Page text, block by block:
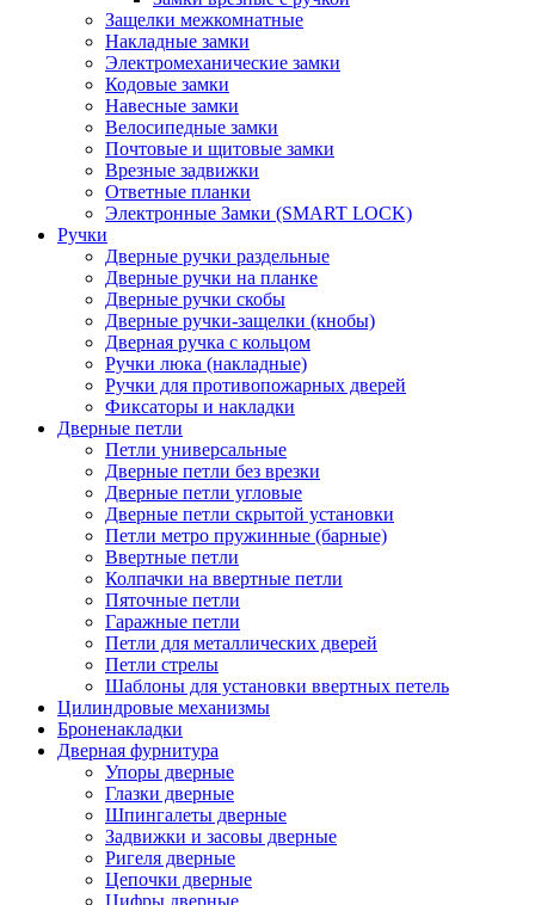
Защелки межкомнатные
Накладные замки
Электромеханические замки
Кодовые замки
Навесные замки
Велосипедные замки
Почтовые и щитовые замки
Врезные задвижки
Ответные планки
Электронные Замки (SMART LOCK)
Ручки
Дверные ручки раздельные
Дверные ручки на планке
Дверные ручки скобы
Дверные ручки-защелки (кнобы)
Дверная ручка с кольцом
Ручки люка (накладные)
Ручки для противопожарных дверей
Фиксаторы и накладки
Дверные петли
Петли универсальные
Дверные петли без врезки
Дверные петли угловые
Дверные петли скрытой установки
Петли метро пружинные (барные)
Ввертные петли
Колпачки на ввертные петли
Пяточные петли
Гаражные петли
Петли для металлических дверей
Петли стрелы
Шаблоны для установки ввертных петель
Цилиндровые механизмы
Броненакладки
Дверная фурнитура
Упоры дверные
Глазки дверные
Шпингалеты дверные
Задвижки и засовы дверные
Ригеля дверные
Цепочки дверные
Цифры дверные